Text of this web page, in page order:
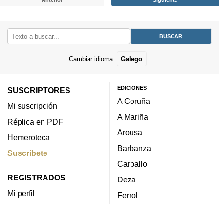
Cambiar idioma: Galego
SUSCRIPTORES
Mi suscripción
Réplica en PDF
Hemeroteca
Suscríbete
REGISTRADOS
Mi perfil
EDICIONES
A Coruña
A Mariña
Arousa
Barbanza
Carballo
Deza
Ferrol